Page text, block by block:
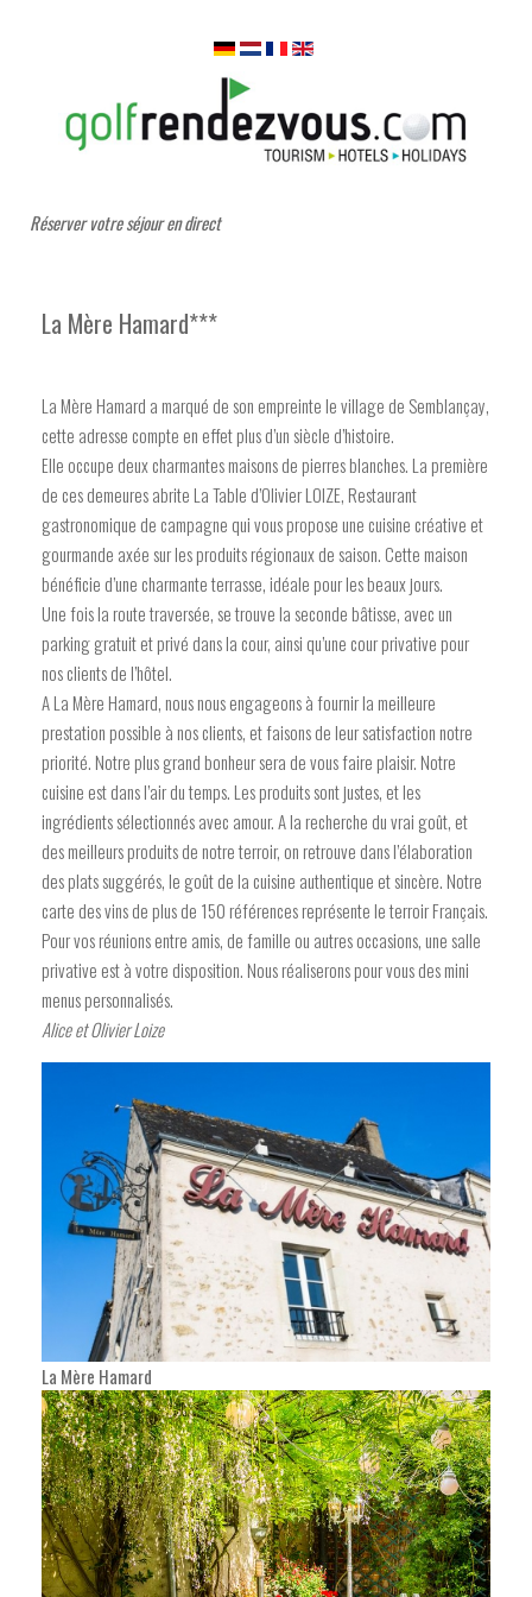
Réserver votre séjour en direct
La Mère Hamard***
La Mère Hamard a marqué de son empreinte le village de Semblançay,
cette adresse compte en effet plus d’un siècle d’histoire.
Elle occupe deux charmantes maisons de pierres blanches. La première
de ces demeures abrite La Table d’Olivier LOIZE, Restaurant
gastronomique de campagne qui vous propose une cuisine créative et
gourmande axée sur les produits régionaux de saison. Cette maison
bénéficie d’une charmante terrasse, idéale pour les beaux jours.
Une fois la route traversée, se trouve la seconde bâtisse, avec un
parking gratuit et privé dans la cour, ainsi qu’une cour privative pour
nos clients de l’hôtel.
A La Mère Hamard, nous nous engageons à fournir la meilleure
prestation possible à nos clients, et faisons de leur satisfaction notre
priorité. Notre plus grand bonheur sera de vous faire plaisir. Notre
cuisine est dans l’air du temps. Les produits sont justes, et les
ingrédients sélectionnés avec amour. A la recherche du vrai goût, et
des meilleurs produits de notre terroir, on retrouve dans l’élaboration
des plats suggérés, le goût de la cuisine authentique et sincère. Notre
carte des vins de plus de 150 références représente le terroir Français.
Pour vos réunions entre amis, de famille ou autres occasions, une salle
privative est à votre disposition. Nous réaliserons pour vous des mini
menus personnalisés.
Alice et Olivier Loize
La Mère Hamard